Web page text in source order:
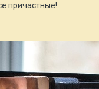
причастные!